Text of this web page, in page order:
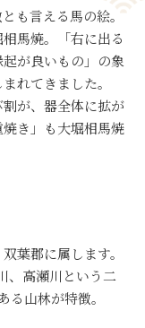
も言える馬の絵。
馬焼。「右に出る
が良いもの」の象
れてきました。
割が、器全体に拡が
き」も大堀相馬焼
葉郡に属します。
高瀬川という二
山林が特徴。